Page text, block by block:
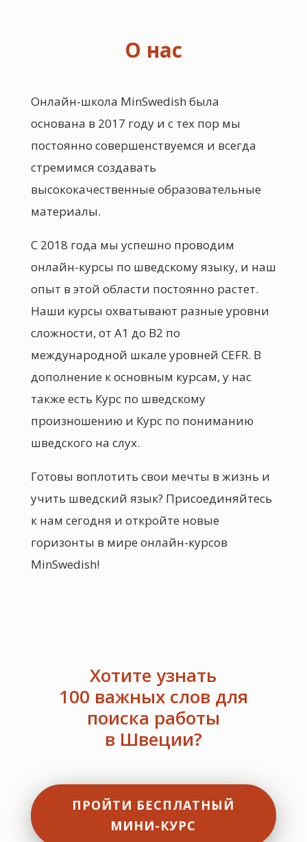
О нас
Онлайн-школа MinSwedish была
основана в 2017 году и с тех пор мы
постоянно совершенствуемся и всегда
стремимся создавать
высококачественные образовательные
материалы.
С 2018 года мы успешно проводим
онлайн-курсы по шведскому языку, и наш
опыт в этой области постоянно растет.
Наши курсы охватывают разные уровни
сложности, от А1 до В2 по
международной шкале уровней CEFR. В
дополнение к основным курсам, у нас
также есть Курс по шведскому
произношению и Курс по пониманию
шведского на слух.
Готовы воплотить свои мечты в жизнь и
учить шведский язык? Присоединяйтесь
к нам сегодня и откройте новые
горизонты в мире онлайн-курсов
MinSwedish!
Хотите узнать
100 важных слов для
поиска работы
в Швеции?
ПРОЙТИ БЕСПЛАТНЫЙ
МИНИ-КУРС